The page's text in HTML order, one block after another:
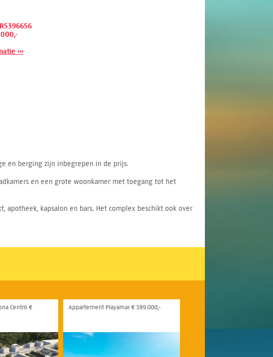
›››
en berging zijn inbegrepen in de prijs.
en een grote woonkamer met toegang tot het
apotheek, kapsalon en bars. Het complex beschikt ook over
Centro €
Appartement Playamar € 399.000,-